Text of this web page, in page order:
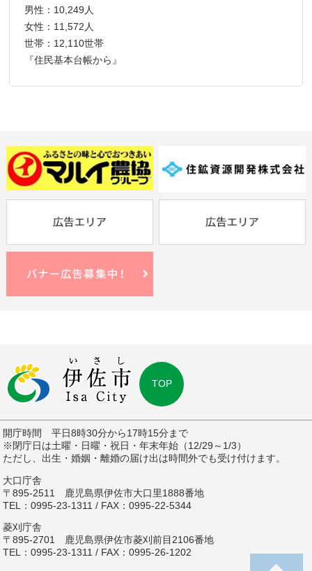
男性：10,249人
女性：11,572人
世帯：12,110世帯
『住民基本台帳から』
TOP
開庁時間 平日8時30分から17時15分まで
※閉庁日は土曜・日曜・祝日・年末年始（12/29～1/3）
ただし、出生・婚姻・離婚の届け出は時間外でも受け付けます。
大口庁舎
〒895-2511 鹿児島県伊佐市大口里1888番地
TEL：0995-23-1311 / FAX：0995-22-5344
菱刈庁舎
〒895-2701 鹿児島県伊佐市菱刈前目2106番地
TEL：0995-23-1311 / FAX：0995-26-1202